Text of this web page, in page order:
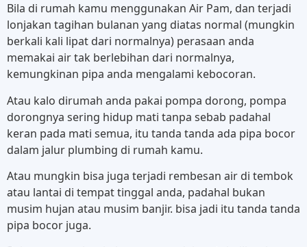
Bila di rumah kamu menggunakan Air Pam, dan terjadi
lonjakan tagihan bulanan yang diatas normal (mungkin
berkali kali lipat dari normalnya) perasaan anda
memakai air tak berlebihan dari normalnya,
kemungkinan pipa anda mengalami kebocoran.
Atau kalo dirumah anda pakai pompa dorong, pompa
dorongnya sering hidup mati tanpa sebab padahal
keran pada mati semua, itu tanda tanda ada pipa bocor
dalam jalur plumbing di rumah kamu.
Atau mungkin bisa juga terjadi rembesan air di tembok
atau lantai di tempat tinggal anda, padahal bukan
musim hujan atau musim banjir. bisa jadi itu tanda tanda
pipa bocor juga.